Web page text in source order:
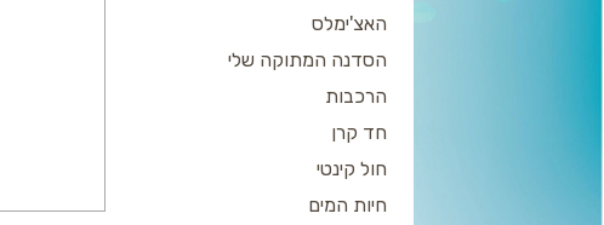
האצ'ימלס
הסדנה המתוקה שלי
הרכבות
חד קרן
חול קינטי
חיות המים